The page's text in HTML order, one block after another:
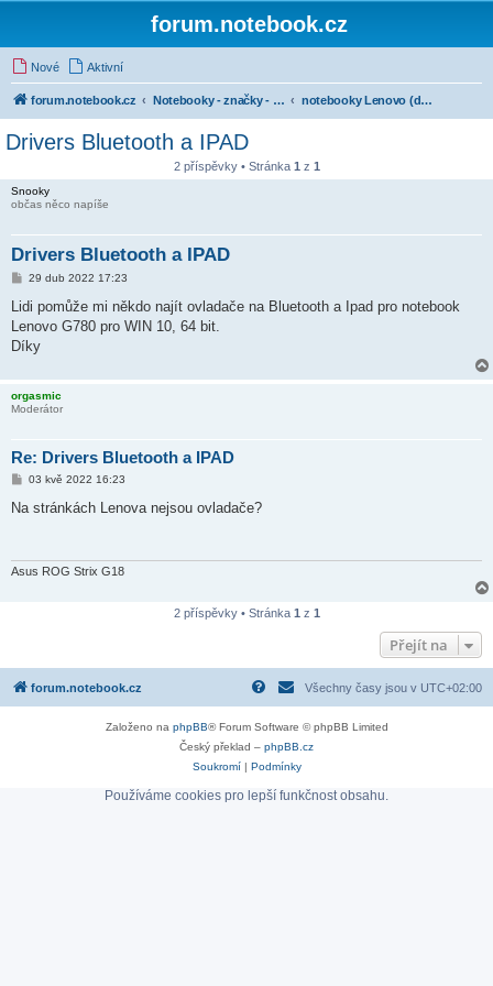
forum.notebook.cz
Nové Aktivní
forum.notebook.cz Notebooky - značky - kluby uživatelů notebooky Lenovo (dříve IBM)
Drivers Bluetooth a IPAD
2 příspěvky • Stránka 1 z 1
Snooky
občas něco napíše
Drivers Bluetooth a IPAD
P
í
p
ě
k
29 dub 2022 17:23
Lidi pomůže mi někdo najít ovladače na Bluetooth a Ipad pro notebook
Lenovo G780 pro WIN 10, 64 bit.
Díky
orgasmic
Moderátor
Re: Drivers Bluetooth a IPAD
P
í
e
03 kvě 2022 16:23
Na stránkách Lenova nejsou ovladače?
Asus ROG Strix G18
2 příspěvky • Stránka 1 z 1
Přejít na
forum.notebook.cz Všechny časy jsou v UTC+02:00
Založeno na phpBB® Forum Software © phpBB Limited
Český překlad – phpBB.cz
Soukromí| Podmínky
Používáme cookies pro lepší funkčnost obsahu.